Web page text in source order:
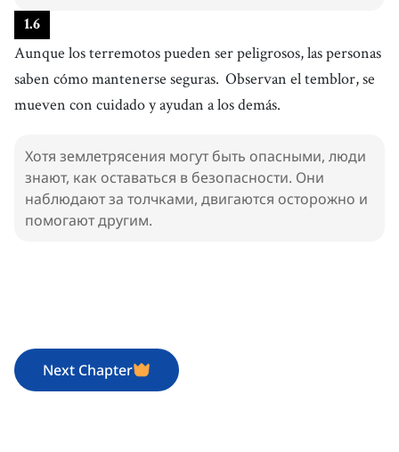
1.6
Aunque los terremotos pueden ser peligrosos, las personas
saben cómo mantenerse seguras. Observan el temblor, se
mueven con cuidado y ayudan a los demás.
Хотя землетрясения могут быть опасными, люди
знают, как оставаться в безопасности. Они
наблюдают за толчками, двигаются осторожно и
помогают другим.
Next Chapter